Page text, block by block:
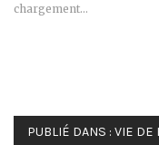
chargement…
PUBLIÉ DANS : VIE DE